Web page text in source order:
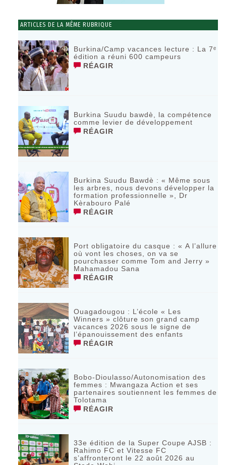
ARTICLES DE LA MÊME RUBRIQUE
Burkina/Camp vacances lecture : La 7ᵉ
édition a réuni 600 campeurs
RÉAGIR
Burkina Suudu bawdè, la compétence
comme levier de développement
RÉAGIR
Burkina Suudu Bawdè : « Même sous
les arbres, nous devons développer la
formation professionnelle », Dr
Kèrabouro Palé
RÉAGIR
Port obligatoire du casque : « A l’allure
où vont les choses, on va se
pourchasser comme Tom and Jerry »
Mahamadou Sana
RÉAGIR
Ouagadougou : L’école « Les
Winners » clôture son grand camp
vacances 2026 sous le signe de
l’épanouissement des enfants
RÉAGIR
Bobo-Dioulasso/Autonomisation des
femmes : Mwangaza Action et ses
partenaires soutiennent les femmes de
Tolotama
RÉAGIR
33e édition de la Super Coupe AJSB :
Rahimo FC et Vitesse FC
s’affronteront le 22 août 2026 au